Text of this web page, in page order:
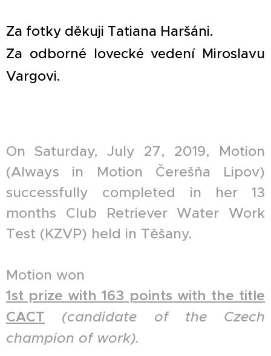
Za fotky děkuji Tatiana Haršáni.
Za odborné lovecké vedení Miroslavu
Vargovi.
On Saturday, July 27, 2019, Motion
(Always in Motion Čerešňa Lipov)
successfully completed in her 13
months Club Retriever Water Work
Test (KZVP) held in Těšany.
Motion won
1st prize with 163 points with the title
CACT
(candidate of the Czech
champion of work).